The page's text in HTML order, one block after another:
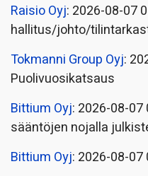
Raisio Oyj: 2026-08-07
hallitus/johto/
Tokmanni Group Oyj:
Puolivuosikatsaus
Bittium Oyj: 2026-08-
sääntöjen nojalla
Bittium Oyj: 2026-08-